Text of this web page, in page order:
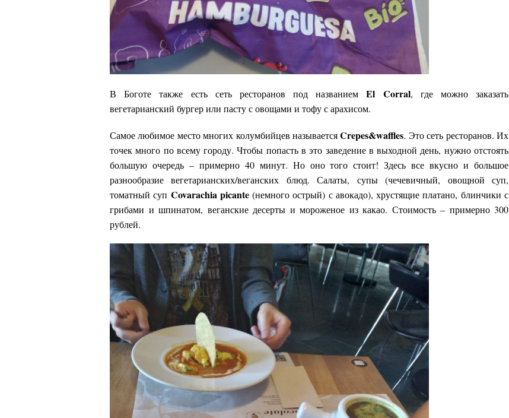
В Боготе также есть сеть ресторанов под названиемEl Corral, где можно заказать
вегетарианский бургер или пасту с овощами и тофу с арахисом.
Самое любимое место многих колумбийцев называетсяCrepes&waffles. Это сеть ресторанов. Их
точек много по всему городу. Чтобы попасть в это заведение в выходной день, нужно отстоять
большую очередь – примерно 40 минут. Но оно того стоит! Здесь все вкусно и большое
разнообразие вегетарианских/веганских блюд. Салаты, супы (чечевичный, овощной суп,
томатный суп Covarachia picante(немного острый) с авокадо), хрустящие платано, блинчики с
грибами и шпинатом, веганские десерты и мороженое из какао. Стоимость – примерно 300
рублей.